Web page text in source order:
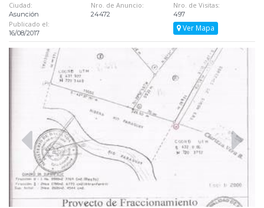
Ciudad:
Asunción
Nro. de Anuncio:
24472
Nro. de Visitas:
497
Publicado el:
16/08/2017
Ver Mapa